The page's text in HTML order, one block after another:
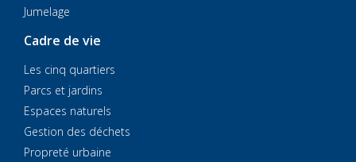
Jumelage
Cadre de vie
Les cinq quartiers
Parcs et jardins
Espaces naturels
Gestion des déchets
Propreté urbaine